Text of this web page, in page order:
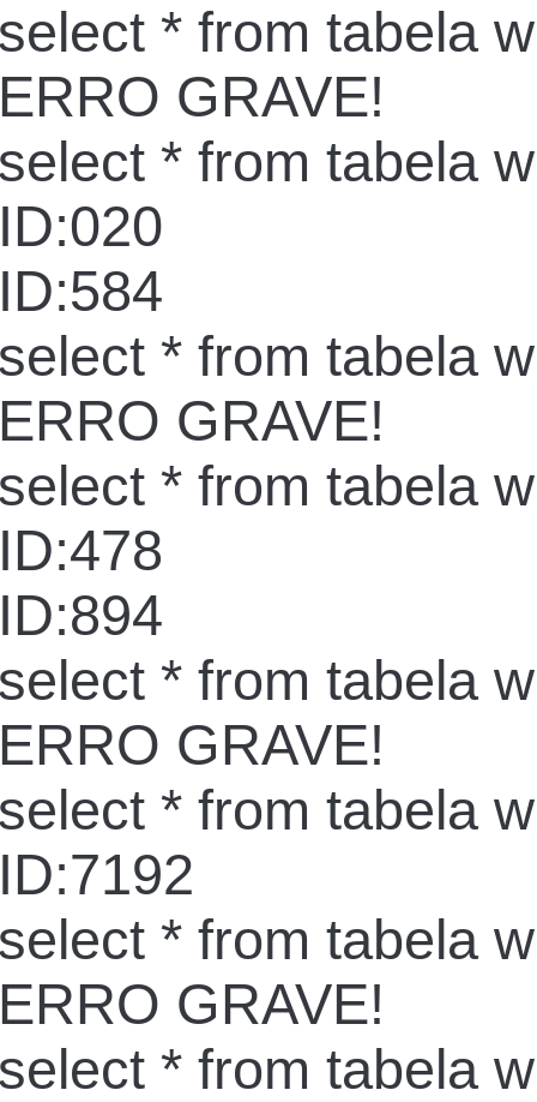
* from tabela
GRAVE!
* from tabela
* from tabela
GRAVE!
* from tabela
* from tabela
GRAVE!
* from tabela
* from tabela
GRAVE!
* from tabela